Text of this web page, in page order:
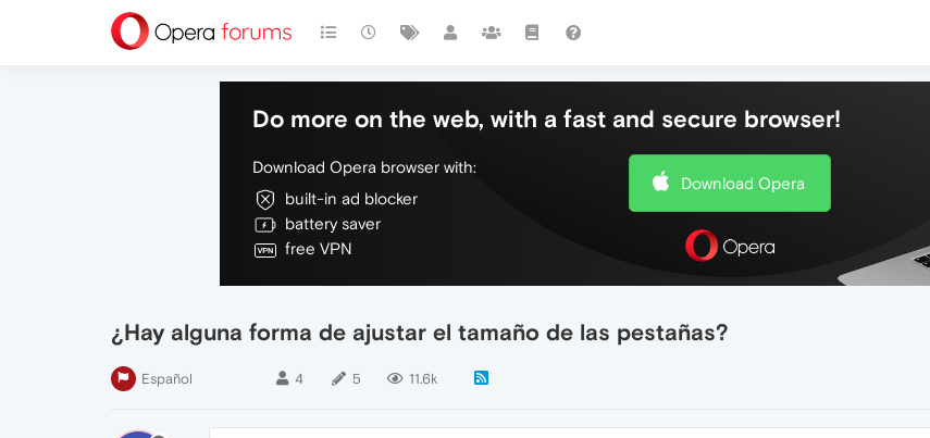
Do more on the web, with a fast and secure browser!
Download Opera browser with:
built-in ad blocker
battery saver
free VPN
Download Opera
¿Hay alguna forma de ajustar el tamaño de las pestañas?
Español 4 5 11.6k